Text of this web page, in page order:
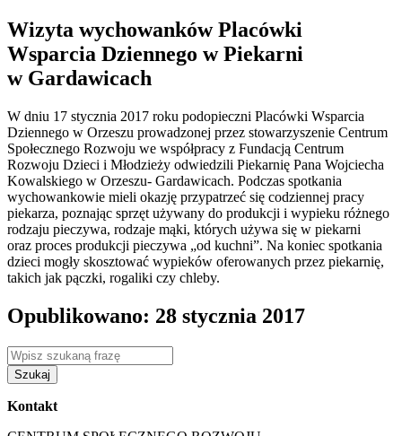
Wizyta wychowanków Placówki
Wsparcia Dziennego w Piekarni
w Gardawicach
W dniu 17 stycznia 2017 roku podopieczni Placówki Wsparcia
Dziennego w Orzeszu prowadzonej przez stowarzyszenie Centrum
Społecznego Rozwoju we współpracy z Fundacją Centrum
Rozwoju Dzieci i Młodzieży odwiedzili Piekarnię Pana Wojciecha
Kowalskiego w Orzeszu- Gardawicach. Podczas spotkania
wychowankowie mieli okazję przypatrzeć się codziennej pracy
piekarza, poznając sprzęt używany do produkcji i wypieku różnego
rodzaju pieczywa, rodzaje mąki, których używa się w piekarni
oraz proces produkcji pieczywa „od kuchni”. Na koniec spotkania
dzieci mogły skosztować wypieków oferowanych przez piekarnię,
takich jak pączki, rogaliki czy chleby.
Opublikowano: 28 stycznia 2017
Szukaj
Kontakt